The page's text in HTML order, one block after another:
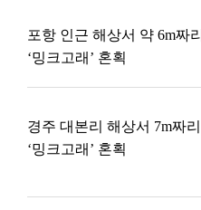
포항 인근 해상서 약 6m짜리
‘밍크고래’ 혼획
경주 대본리 해상서 7m짜리
‘밍크고래’ 혼획